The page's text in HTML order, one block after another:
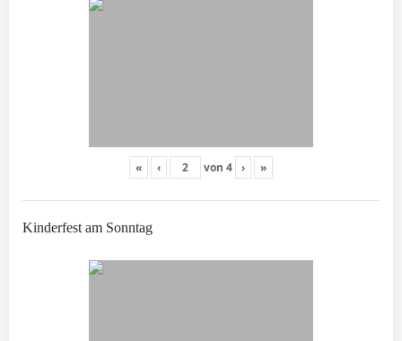
« ‹ von 4 › »
Kinderfest am Sonntag